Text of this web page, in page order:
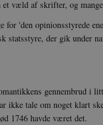
væld af skrifter, og
'den opinionsstyrede
statsstyre, der gik under
gennembrud i
ikke tale om noget klart
1746 havde været det.
sp_landing
CookieScriptConsent